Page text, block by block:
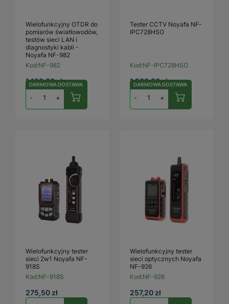
Wielofunkcyjny OTDR do
pomiarów światłowodów,
testów sieci LAN i
diagnostyki kabli -
Noyafa NF-982
Kod:NF-982
1 150,00 zł
- +
DARMOWA DOSTAWA
Tester CCTV Noyafa NF-
IPC728HSO
Kod:NF-IPC728HSO
1 560,00 zł
- +
DARMOWA DOSTAWA
Wielofunkcyjny tester
sieci 2w1 Noyafa NF-
918S
Kod:NF-918S
275,50 zł
Wielofunkcyjny tester
sieci optycznych Noyafa
NF-926
Kod:NF-926
257,20 zł